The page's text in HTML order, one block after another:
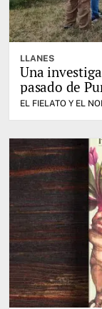
LLANES
Una
pasado de
EL FIELATO Y EL